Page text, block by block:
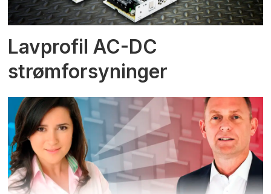
Lavprofil AC-DC
strømforsyninger